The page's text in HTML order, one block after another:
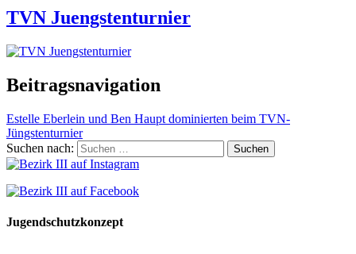
TVN Juengstenturnier
Beitragsnavigation
Estelle Eberlein und Ben Haupt dominierten beim TVN-
Jüngstenturnier
Suchen nach:
Jugendschutzkonzept